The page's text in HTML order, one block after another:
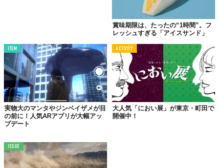
コロナ禍で冷え切ったインバウンド需要の改善にも貢献すべく、
賞味期限は、たったの“1時間”。フ
レッシュすぎる「アイスサンド」
ITEM
実物大のマンタやジンベイザメが目
の前に！人気ARアプリが大幅アッ
プデート
ACTIVITY
大人気「におい展」が東京・町田で
開催中！
ISSUE